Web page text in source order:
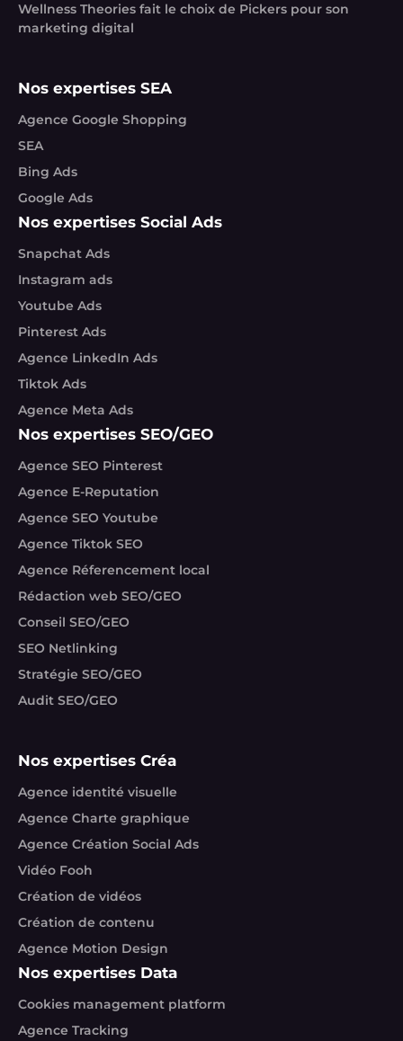
Wellness Theories fait le choix de Pickers pour son
marketing digital
Nos expertises SEA
Agence Google Shopping
SEA
Bing Ads
Google Ads
Nos expertises Social Ads
Snapchat Ads
Instagram ads
Youtube Ads
Pinterest Ads
Agence LinkedIn Ads
Tiktok Ads
Agence Meta Ads
Nos expertises SEO/GEO
Agence SEO Pinterest
Agence E-Reputation
Agence SEO Youtube
Agence Tiktok SEO
Agence Réferencement local
Rédaction web SEO/GEO
Conseil SEO/GEO
SEO Netlinking
Stratégie SEO/GEO
Audit SEO/GEO
Nos expertises Créa
Agence identité visuelle
Agence Charte graphique
Agence Création Social Ads
Vidéo Fooh
Création de vidéos
Création de contenu
Agence Motion Design
Nos expertises Data
Cookies management platform
Agence Tracking